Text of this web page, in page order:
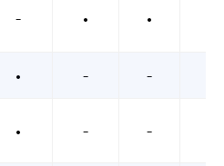
- • •
• - -
• - -